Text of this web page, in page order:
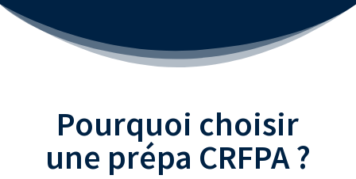
Pourquoi choisir
une prépa CRFPA ?